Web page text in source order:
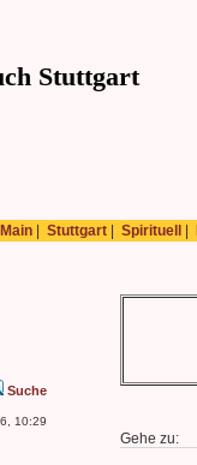
Stuttgart
Stuttgart Spirituell
Suche
10:29
Gehe zu: